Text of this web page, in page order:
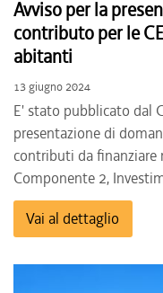
Avviso per la
contributo per le
abitanti
13 giugno 2024
E' stato pubblicato dal
presentazione di
contributi da finanziare
Componente 2,
Vai al dettaglio